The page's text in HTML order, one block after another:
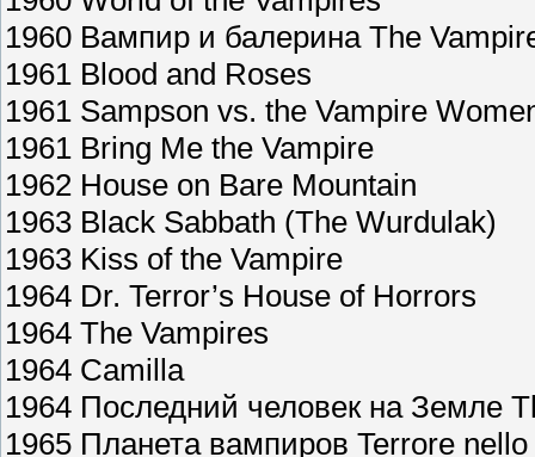
1960 Вампир и балерина The
1961 Blood and Roses
1961 Sampson vs. the Vampire
1961 Bring Me the Vampire
1962 House on Bare Mountain
1963 Black Sabbath (The Wurdulak)
1963 Kiss of the Vampire
1964 Dr. Terror’s House of Horrors
1964 The Vampires
1964 Camilla
1964 Последний человек на Земле
1965 Планета вампиров Terrore